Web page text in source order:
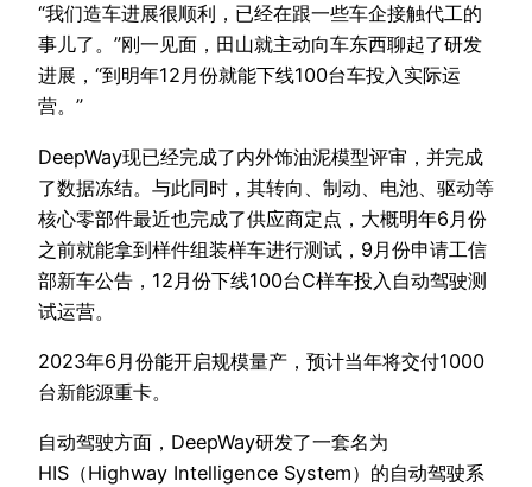
“我们造车进展很顺利，已经在跟一些车企接触代工的
事儿了。”刚一见面，田山就主动向车东西聊起了研发
进展，“到明年12月份就能下线100台车投入实际运
营。”
DeepWay现已经完成了内外饰油泥模型评审，并完成
了数据冻结。与此同时，其转向、制动、电池、驱动等
核心零部件最近也完成了供应商定点，大概明年6月份
之前就能拿到样件组装样车进行测试，9月份申请工信
部新车公告，12月份下线100台C样车投入自动驾驶测
试运营。
2023年6月份能开启规模量产，预计当年将交付1000
台新能源重卡。
自动驾驶方面，DeepWay研发了一套名为
HIS（Highway Intelligence System）的自动驾驶系